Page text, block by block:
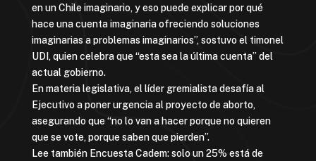
en un Chile imaginario, y eso puede explicar por qué
hace una cuenta imaginaria ofreciendo soluciones
imaginarias a problemas imaginarios”, sostuvo el timonel
UDI, quien celebra que “esta sea la última cuenta” del
actual gobierno.
En materia legislativa, el líder gremialista desafía al
Ejecutivo a poner urgencia al proyecto de aborto,
asegurando que “no lo van a hacer porque no quieren
que se vote, porque saben que pierden”.
Lee también Encuesta Cadem: solo un 25% está de